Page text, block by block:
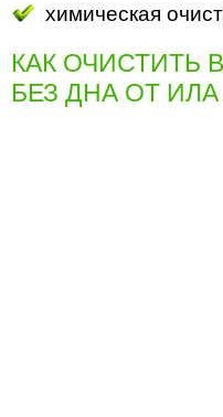
химическая
КАК ОЧИСТИТЬ
БЕЗ ДНА ОТ ИЛА